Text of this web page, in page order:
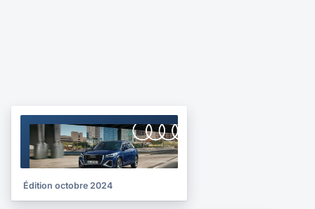
BROCHURE
2024
Édition octobre 2024